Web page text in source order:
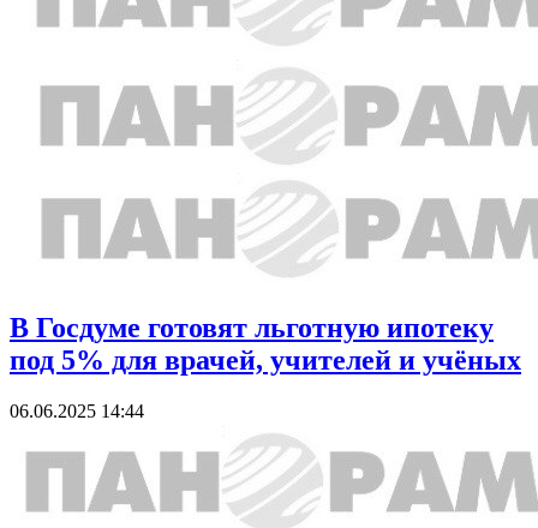
В Госдуме готовят льготную ипотеку
под 5% для врачей, учителей и учёных
06.06.2025 14:44